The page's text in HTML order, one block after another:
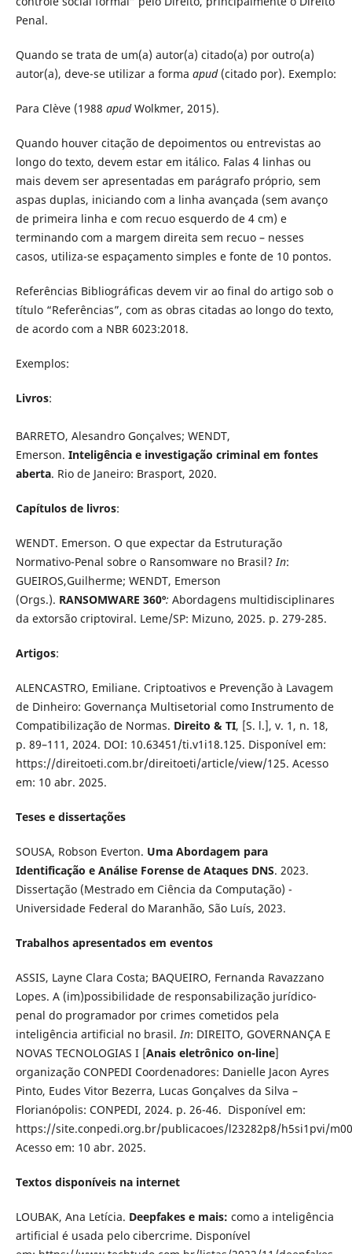
Penal.
Quando se trata de um(a) autor(a) citado(a) por outro(a)
autor(a), deve-se utilizar a forma apud(citado por). Exemplo:
Para Clève (1988 apudWolkmer, 2015).
Quando houver citação de depoimentos ou entrevistas ao
longo do texto, devem estar em itálico. Falas 4 linhas ou
mais devem ser apresentadas em parágrafo próprio, sem
aspas duplas, iniciando com a linha avançada (sem avanço
de primeira linha e com recuo esquerdo de 4 cm) e
terminando com a margem direita sem recuo – nesses
casos, utiliza-se espaçamento simples e fonte de 10 pontos.
Referências Bibliográficas devem vir ao final do artigo sob o
título “Referências”, com as obras citadas ao longo do texto,
de acordo com a NBR 6023:2018.
Exemplos:
Livros:
BARRETO, Alesandro Gonçalves; WENDT,
Emerson. Inteligência e investigação criminal em fontes
aberta. Rio de Janeiro: Brasport, 2020.
Capítulos de livros:
WENDT. Emerson. O que expectar da Estruturação
Normativo-Penal sobre o Ransomware no Brasil?In:
GUEIROS,Guilherme; WENDT, Emerson
(Orgs.). RANSOMWARE 360º: Abordagens multidisciplinares
da extorsão criptoviral. Leme/SP: Mizuno, 2025. p. 279-285.
Artigos:
ALENCASTRO, Emiliane. Criptoativos e Prevenção à Lavagem
de Dinheiro: Governança Multisetorial como Instrumento de
Compatibilização de Normas. Direito & TI, [S. l.], v. 1, n. 18,
p. 89–111, 2024. DOI: 10.63451/ti.v1i18.125. Disponível em:
https://direitoeti.com.br/direitoeti/article/view/125. Acesso
em: 10 abr. 2025.
Teses e dissertações
SOUSA, Robson Everton. Uma Abordagem para
Identificação e Análise Forense de Ataques DNS. 2023.
Dissertação (Mestrado em Ciência da Computação) -
Universidade Federal do Maranhão, São Luís, 2023.
Trabalhos apresentados em eventos
ASSIS, Layne Clara Costa; BAQUEIRO, Fernanda Ravazzano
Lopes. A (im)possibilidade de responsabilização jurídico-
penal do programador por crimes cometidos pela
inteligência artificial no brasil.In: DIREITO, GOVERNANÇA E
NOVAS TECNOLOGIAS I [Anais eletrônico on-line]
organização CONPEDI Coordenadores: Danielle Jacon Ayres
Pinto, Eudes Vitor Bezerra, Lucas Gonçalves da Silva –
Florianópolis: CONPEDI, 2024. p. 26-46. Disponível em:
https://site.conpedi.org.br/publicacoes/l23282p8/h5si1pvi/
Acesso em: 10 abr. 2025.
Textos disponíveis na internet
LOUBAK, Ana Letícia. Deepfakes e mais: como a inteligência
artificial é usada pelo cibercrime. Disponível